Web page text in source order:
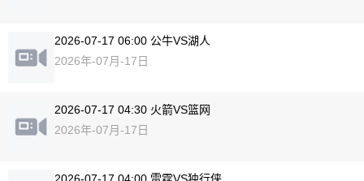
2026-07-17 06:00 公牛VS湖人
2026年-07月-17日
2026-07-17 04:30 火箭VS篮网
2026年-07月-17日